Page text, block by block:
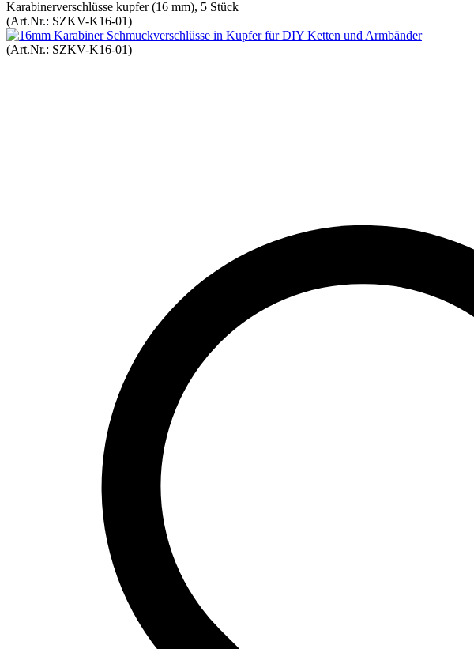
Karabinerverschlüsse kupfer (16 mm), 5 Stück
(Art.Nr.: SZKV-K16-01)
(Art.Nr.: SZKV-K16-01)